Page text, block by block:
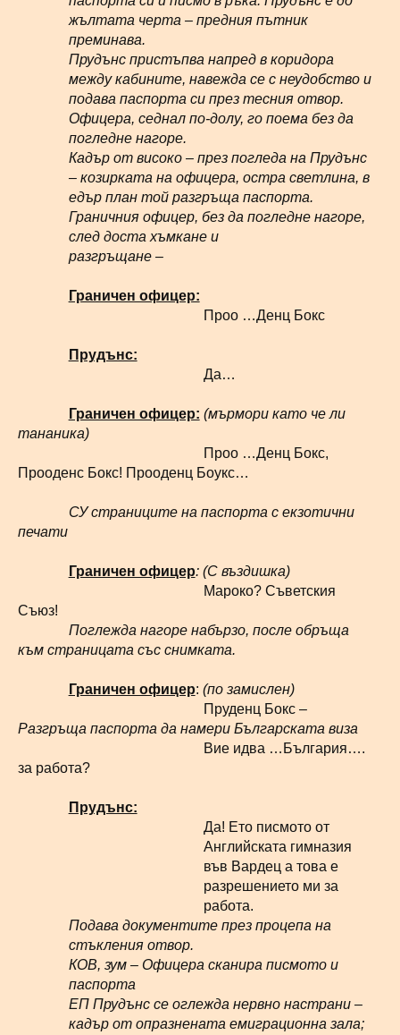
жълтата черта – предния пътник
преминава.
Прудънс пристъпва напред в коридора
между кабините, навежда се с неудобство и
подава паспорта си през тесния отвор.
Офицера, седнал по-долу, го поема без да
погледне нагоре.
Кадър от високо – през погледа на Прудънс
– козирката на офицера, остра светлина, в
едър план той разгръща паспорта.
Граничния офицер, без да погледне нагоре,
след доста хъмкане и
разгръщане –
Граничен офицер:
Проо …Денц Бокс
Прудънс:
Да…
Граничен офицер: (мърмори като че ли
тананика)
Проо …Денц Бокс,
Прооденс Бокс! Прооденц Боукс…
СУ страниците на паспорта с екзотични
печати
Граничен офицер: (С въздишка)
Мароко? Съветския
Съюз!
Поглежда нагоре набързо, после обръща
към страницата със снимката.
Граничен офицер: (по замислен)
Пруденц Бокс –
Разгръща паспорта да намери Българската виза
Вие идва …България….
за работа?
Прудънс:
Да! Ето писмото от
Английската гимназия
във Вардец а това е
разрешението ми за
работа.
Подава документите през процепа на
стъкления отвор.
КОВ, зум – Офицера сканира писмото и
паспорта
ЕП Прудънс се оглежда нервно настрани –
кадър от опразнената емиграционна зала;